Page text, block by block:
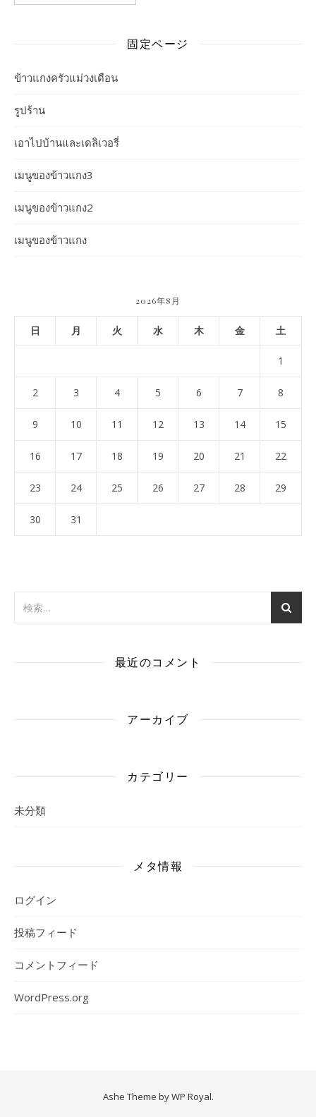
固定ページ
ข้าวแกงครัวแม่วงเดือน
รูปร้าน
เอาไปบ้านและเดลิเวอรี่
เมนูของข้าวแกง3
เมนูของข้าวแกง2
เมนูของข้าวแกง
2026年8月
日 月 火 水 木 金 土
1
2 3 4 5 6 7 8
9 10 11 12 13 14 15
16 17 18 19 20 21 22
23 24 25 26 27 28 29
30 31
最近のコメント
アーカイブ
カテゴリー
未分類
メタ情報
ログイン
投稿フィード
コメントフィード
WordPress.org
Ashe Theme byWP Royal.